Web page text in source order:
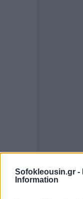
Sofokleousin.gr -
Information